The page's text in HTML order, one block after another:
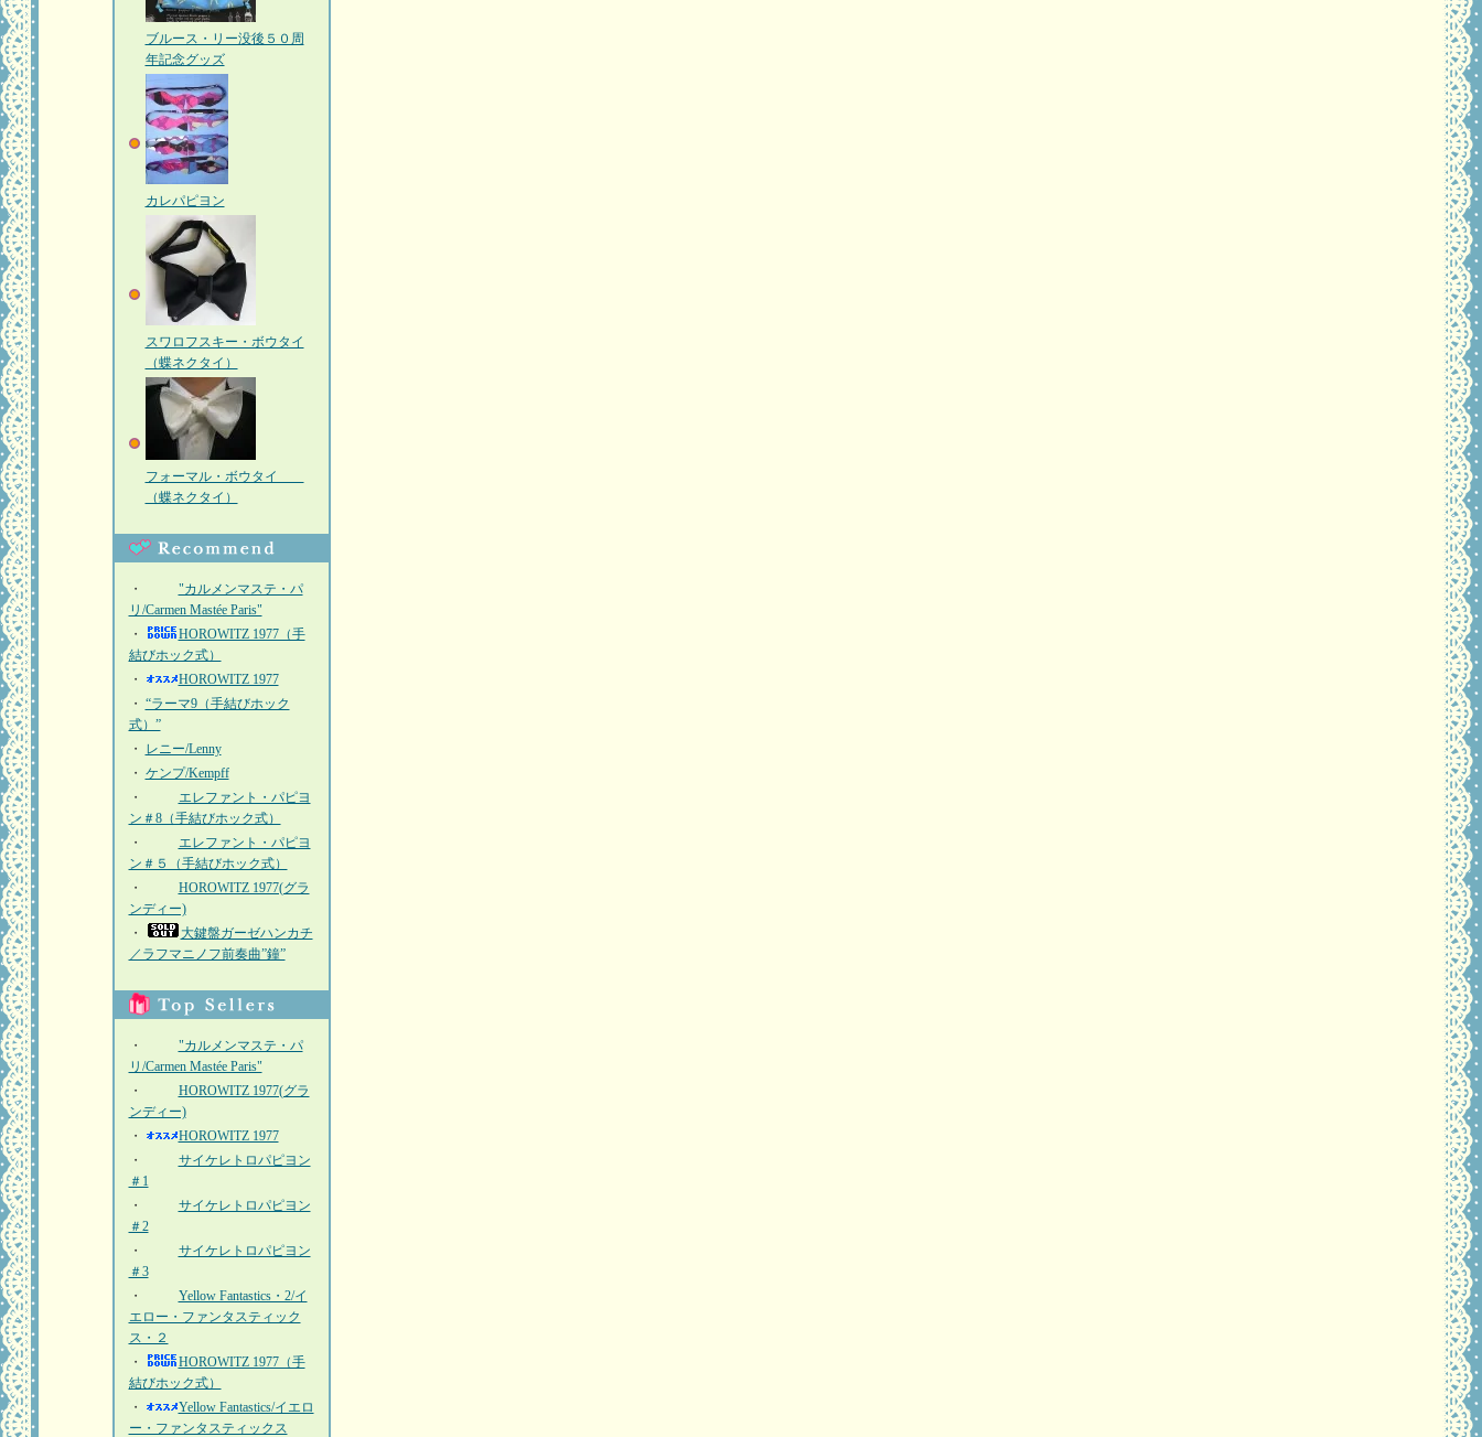
ブルース・リー没後５０周
年記念グッズ
カレパピヨン
スワロフスキー・ボウタイ
（蝶ネクタイ）
フォーマル・ボウタイ
（蝶ネクタイ）
・
"カルメンマステ・パ
リ/Carmen Mastée Paris"
・
HOROWITZ 1977（手
結びホック式）
・
HOROWITZ 1977
・ “ラーマ9（手結びホック
式）”
・
レニー/Lenny
・ ケンプ/Kempff
・
エレファント・パピヨ
ン＃8（手結びホック式）
・
エレファント・パピヨ
ン＃５（手結びホック式）
・
HOROWITZ 1977(グラ
ンディー)
・
大鍵盤ガーゼハンカチ
／ラフマニノフ前奏曲”鐘”
・
"カルメンマステ・パ
リ/Carmen Mastée Paris"
・
HOROWITZ 1977(グラ
ンディー)
・
HOROWITZ 1977
・
サイケレトロパピヨン
＃1
・
サイケレトロパピヨン
＃2
・
サイケレトロパピヨン
＃3
・
Yellow Fantastics・2/イ
エロー・ファンタスティック
ス・２
・
HOROWITZ 1977（手
結びホック式）
・
Yellow Fantastics/イエロ
ー・ファンタスティックス